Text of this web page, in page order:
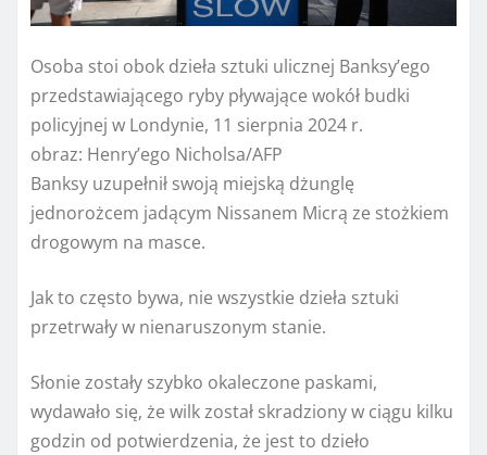
Osoba stoi obok dzieła sztuki ulicznej Banksy’ego
przedstawiającego ryby pływające wokół budki
policyjnej w Londynie, 11 sierpnia 2024 r.
obraz: Henry’ego Nicholsa/AFP
Banksy uzupełnił swoją miejską dżunglę
jednorożcem jadącym Nissanem Micrą ze stożkiem
drogowym na masce.
Jak to często bywa, nie wszystkie dzieła sztuki
przetrwały w nienaruszonym stanie.
Słonie zostały szybko okaleczone paskami,
wydawało się, że wilk został skradziony w ciągu kilku
godzin od potwierdzenia, że ​​jest to dzieło